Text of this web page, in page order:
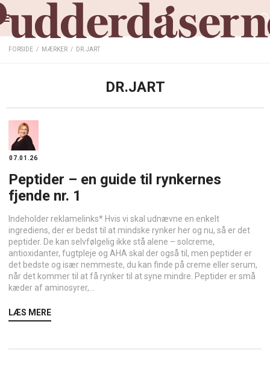
FORSIDE / MÆRKER / DR.JART
DR.JART
07.01.26
Peptider – en guide til rynkernes
fjende nr. 1
Indeholder reklamelinks* Hvis vi skal udnævne en enkelt
ingrediens, der er bedst til at mindske rynker her og nu, så er det
peptider. De kan selvfølgelig ikke stå alene – solcreme,
antioxidanter, fugtpleje og AHA skal der også til, men peptider er
det bedste og især nemmeste, du kan finde på creme eller serum,
når det kommer til at få rynker til at syne mindre. Peptider er små
kæder af aminosyrer,...
LÆS MERE